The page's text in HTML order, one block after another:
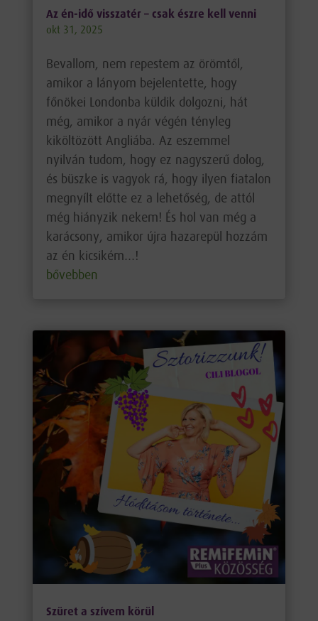
Az én-idő visszatér – csak észre kell venni
okt 31, 2025
Bevallom, nem repestem az örömtől,
amikor a lányom bejelentette, hogy
főnökei Londonba küldik dolgozni, hát
még, amikor a nyár végén tényleg
kiköltözött Angliába. Az eszemmel
nyilván tudom, hogy ez nagyszerű dolog,
és büszke is vagyok rá, hogy ilyen fiatalon
megnyílt előtte ez a lehetőség, de attól
még hiányzik nekem! És hol van még a
karácsony, amikor újra hazarepül hozzám
az én kicsikém…!
bővebben
Szüret a szívem körül